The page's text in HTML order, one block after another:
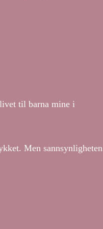
til barna mine i
Men sannsynligheten